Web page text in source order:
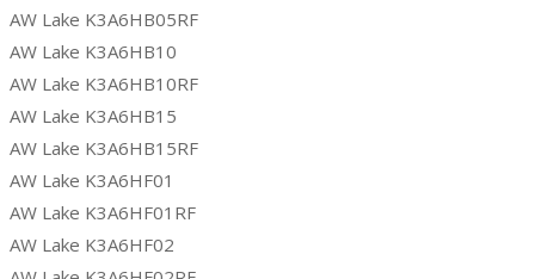
AW Lake K3A6HB05RF
AW Lake K3A6HB10
AW Lake K3A6HB10RF
AW Lake K3A6HB15
AW Lake K3A6HB15RF
AW Lake K3A6HF01
AW Lake K3A6HF01RF
AW Lake K3A6HF02